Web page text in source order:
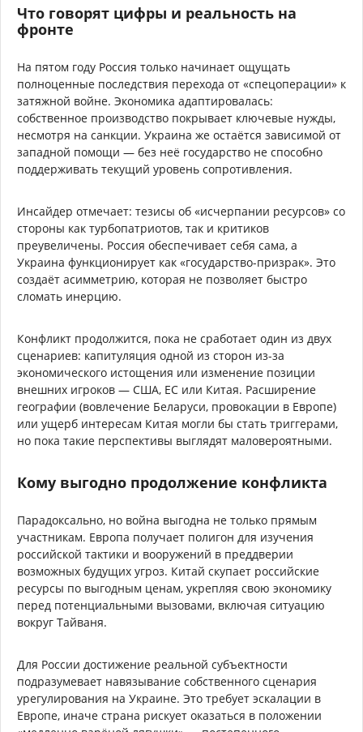
Что говорят цифры и реальность на
фронте
На пятом году Россия только начинает ощущать
полноценные последствия перехода от «спецоперации» к
затяжной войне. Экономика адаптировалась:
собственное производство покрывает ключевые нужды,
несмотря на санкции. Украина же остаётся зависимой от
западной помощи — без неё государство не способно
поддерживать текущий уровень сопротивления.
Инсайдер отмечает: тезисы об «исчерпании ресурсов» со
стороны как турбопатриотов, так и критиков
преувеличены. Россия обеспечивает себя сама, а
Украина функционирует как «государство-призрак». Это
создаёт асимметрию, которая не позволяет быстро
сломать инерцию.
Конфликт продолжится, пока не сработает один из двух
сценариев: капитуляция одной из сторон из-за
экономического истощения или изменение позиции
внешних игроков — США, ЕС или Китая. Расширение
географии (вовлечение Беларуси, провокации в Европе)
или ущерб интересам Китая могли бы стать триггерами,
но пока такие перспективы выглядят маловероятными.
Кому выгодно продолжение конфликта
Парадоксально, но война выгодна не только прямым
участникам. Европа получает полигон для изучения
российской тактики и вооружений в преддверии
возможных будущих угроз. Китай скупает российские
ресурсы по выгодным ценам, укрепляя свою экономику
перед потенциальными вызовами, включая ситуацию
вокруг Тайваня.
Для России достижение реальной субъектности
подразумевает навязывание собственного сценария
урегулирования на Украине. Это требует эскалации в
Европе, иначе страна рискует оказаться в положении